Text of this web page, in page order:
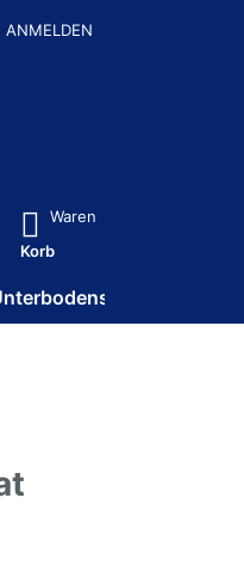
ANMELDEN
die Eingabetaste, um alle
Waren
Korb
/ HV